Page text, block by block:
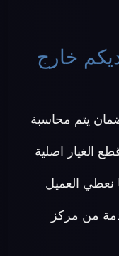
خارج
يتم محاسبة
الغيار اصلية
نعطي العميل
من مركز